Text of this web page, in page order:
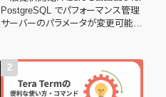
PostgreSQL でパフォーマンス管理
サーバーのパラメータが変更可能に